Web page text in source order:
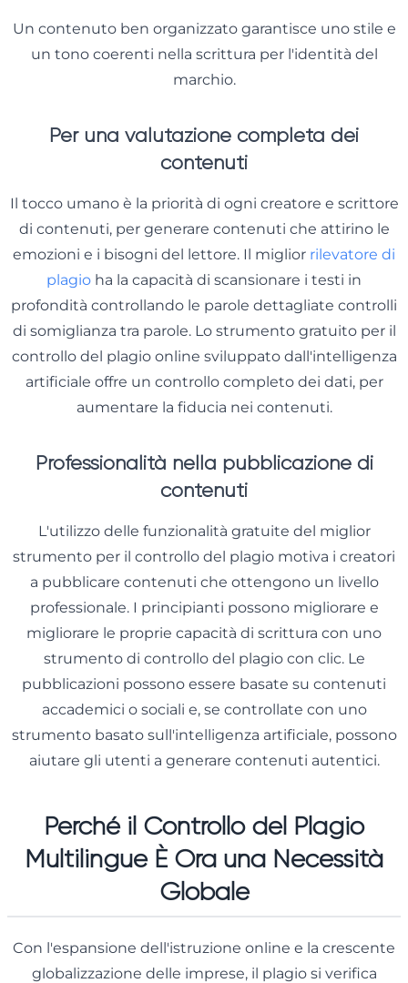
Un contenuto ben organizzato garantisce uno stile e
un tono coerenti nella scrittura per l'identità del
marchio.
Per una valutazione completa dei
contenuti
Il tocco umano è la priorità di ogni creatore e scrittore
di contenuti, per generare contenuti che attirino le
emozioni e i bisogni del lettore. Il miglior rilevatore di
plagio ha la capacità di scansionare i testi in
profondità controllando le parole dettagliate controlli
di somiglianza tra parole. Lo strumento gratuito per il
controllo del plagio online sviluppato dall'intelligenza
artificiale offre un controllo completo dei dati, per
aumentare la fiducia nei contenuti.
Professionalità nella pubblicazione di
contenuti
L'utilizzo delle funzionalità gratuite del miglior
strumento per il controllo del plagio motiva i creatori
a pubblicare contenuti che ottengono un livello
professionale. I principianti possono migliorare e
migliorare le proprie capacità di scrittura con uno
strumento di controllo del plagio con clic. Le
pubblicazioni possono essere basate su contenuti
accademici o sociali e, se controllate con uno
strumento basato sull'intelligenza artificiale, possono
aiutare gli utenti a generare contenuti autentici.
Perché il Controllo del Plagio
Multilingue È Ora una Necessità
Globale
Con l'espansione dell'istruzione online e la crescente
globalizzazione delle imprese, il plagio si verifica